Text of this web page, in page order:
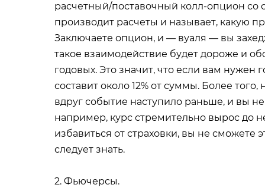
расчетный/поставочный колл-опцион со
производит расчеты и называет, какую
Заключаете опцион, и — вуаля — вы
такое взаимодействие будет дороже и
годовых. Это значит, что если вам
составит около 12% от суммы. Более
вдруг событие наступило раньше, и вы
например, курс стремительно вырос до
избавиться от страховки, вы не сможете
следует знать.
2. Фьючерсы.